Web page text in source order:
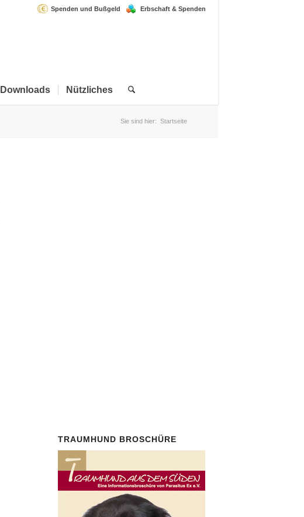
Spenden und Bußgeld Erbschaft & Spenden
Downloads Nützliches
Sie sind hier: Startseite
TRAUMHUND BROSCHÜRE